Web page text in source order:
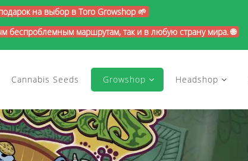
на выбор в Toro Growshop 🌱
беспроблемным маршрутам, так и в любую страну мира. 🌐
Cannabis Seeds Growshop Headshop